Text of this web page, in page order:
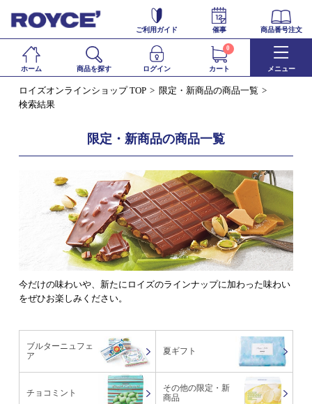
ご利用ガイド 催事 商品番号注文
ホーム 商品を探す ログイン カート
0
メニュー
ロイズオンラインショップ TOP
限定・新商品の商品一覧
検索結果
限定・新商品の商品一覧
今だけの味わいや、新たにロイズのラインナップに加わった味わい
をぜひお楽しみください。
ブルターニュフェ
ア
夏ギフト
チョコミント
その他の限定・新
商品